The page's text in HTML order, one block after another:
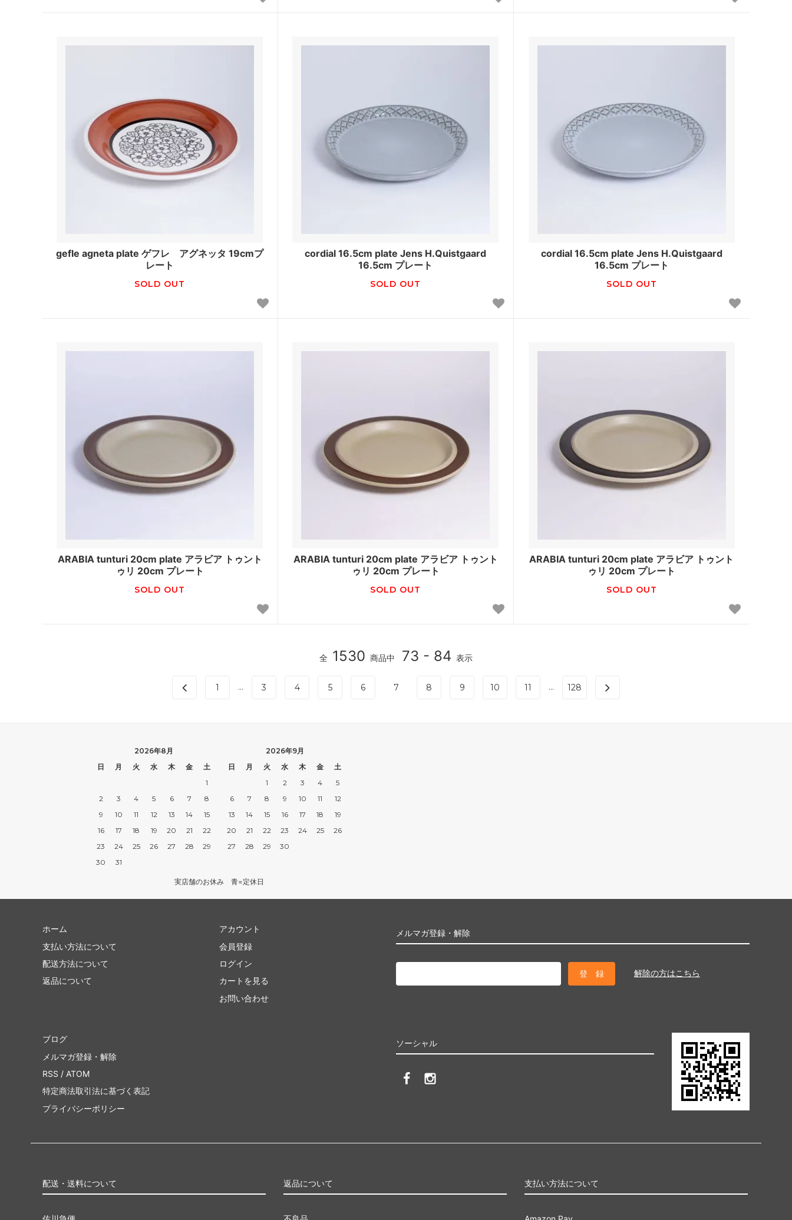
gefle agneta plate ゲフレ アグネッタ 19cmプ
レート
SOLD OUT
cordial 16.5cm plate Jens H.Quistgaard
16.5cm プレート
SOLD OUT
cordial 16.5cm plate Jens H.Quistgaard
16.5cm プレート
SOLD OUT
ARABIA tunturi 20cm plate アラビア トゥント
ゥリ 20cm プレート
SOLD OUT
ARABIA tunturi 20cm plate アラビア トゥント
ゥリ 20cm プレート
SOLD OUT
ARABIA tunturi 20cm plate アラビア トゥント
ゥリ 20cm プレート
SOLD OUT
全 1530 商品中 73 - 84 表示
1 ... 3 4 5 6 7 8 9 10 11 ... 128
2026年8月
日
月 火 水 木 金
土
1
2
3 4 5 6 7
8
9
10 11 12 13 14
15
16
17 18 19 20 21
22
23
24 25 26 27 28
29
30
31
2026年9月
日
月 火 水 木 金
土
1
2 3 4
5
6
7 8 9 10 11
12
13
14 15 16 17 18
19
20
21 22 23 24 25
26
27
28 29 30
実店舗のお休み 青=定休日
メルマガ登録・解除
解除の方はこちら
ホーム
支払い方法について
配送方法について
返品について
アカウント
会員登録
ログイン
カートを見る
お問い合わせ
ソーシャル
ブログ
メルマガ登録・解除
RSS / ATOM
特定商法取引法に基づく表記
プライバシーポリシー
配送・送料について 返品について 支払い方法について